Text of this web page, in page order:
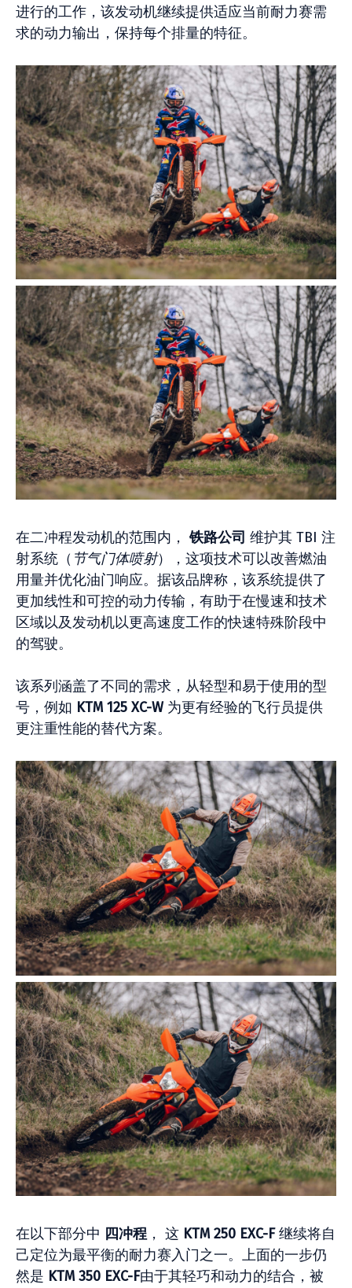
进行的工作，该发动机继续提供适应当前耐力赛需
求的动力输出，保持每个排量的特征。
在二冲程发动机的范围内，铁路公司 维护其 TBI 注
射系统（ 节气门体喷射），这项技术可以改善燃油
用量并优化油门响应。据该品牌称，该系统提供了
更加线性和可控的动力传输，有助于在慢速和技术
区域以及发动机以更高速度工作的快速特殊阶段中
的驾驶。
该系列涵盖了不同的需求，从轻型和易于使用的型
号，例如 KTM 125 XC-W为更有经验的飞行员提供
更注重性能的替代方案。
在以下部分中 四冲程 ， 这 KTM 250 EXC-F继续将自
己定位为最平衡的耐力赛入门之一。上面的一步仍
然是 KTM 350 EXC-F由于其轻巧和动力的结合，被